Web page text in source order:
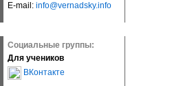
E-mail: info@vernadsky.info
Социальные группы:
Для учеников
ВКонтакте